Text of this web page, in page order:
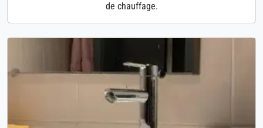
de chauffage.